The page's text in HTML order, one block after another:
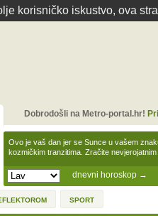
korisničko iskustvo, ova
dnevni horoskop →
Ovo je vaš dan jer se Sunce u vašem
kozmičkim tranzitima. Zračite
Dobrodošli na Metro-portal.hr!
SPORT